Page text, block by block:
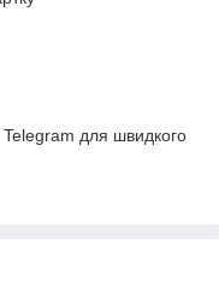
для швидкого